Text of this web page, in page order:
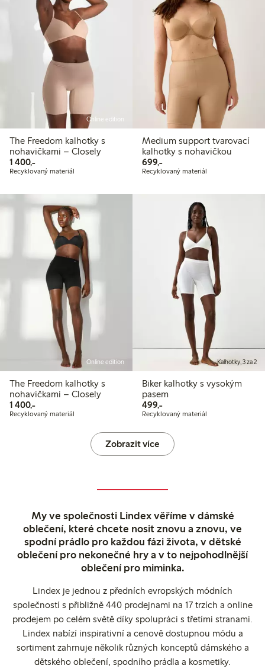
Online edition
The Freedom kalhotky s
nohavičkami – Closely
1 400,-1 400,00 Kč
Recyklovaný materiál
Medium support tvarovací
kalhotky s nohavičkou
699,-699,00 Kč
Recyklovaný materiál
Online edition
The Freedom kalhotky s
nohavičkami – Closely
1 400,-1 400,00 Kč
Recyklovaný materiál
Kalhotky, 3 za 2
Biker kalhotky s vysokým
pasem
499,-499,00 Kč
Recyklovaný materiál
Zobrazit více
My ve společnosti Lindex věříme v dámské
oblečení, které chcete nosit znovu a znovu, ve
spodní prádlo pro každou fázi života, v dětské
oblečení pro nekonečné hry a v to nejpohodlnější
oblečení pro miminka.
Lindex je jednou z předních evropských módních
společností s přibližně 440 prodejnami na 17 trzích a online
prodejem po celém světě díky spolupráci s třetími stranami.
Lindex nabízí inspirativní a cenově dostupnou módu a
sortiment zahrnuje několik různých konceptů dámského a
dětského oblečení, spodního prádla a kosmetiky.